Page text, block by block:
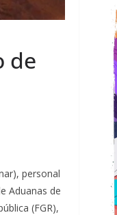
de
personal
Aduanas de
(FGR),